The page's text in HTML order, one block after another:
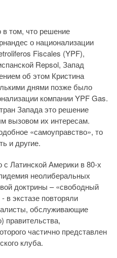
в том, что решение
о национализации
Fiscales (YPF),
Repsol, Запад
об этом Кристина
днями позже было
компании YPF Gas.
Запада это решение
вызовом их интересам.
«самоуправство», то
и другие.
Латинской Америки в 80-х
неолиберальных
доктрины – «свободный
в экстазе повторяли
обслуживающие
правительства,
частично представлен
клуба.